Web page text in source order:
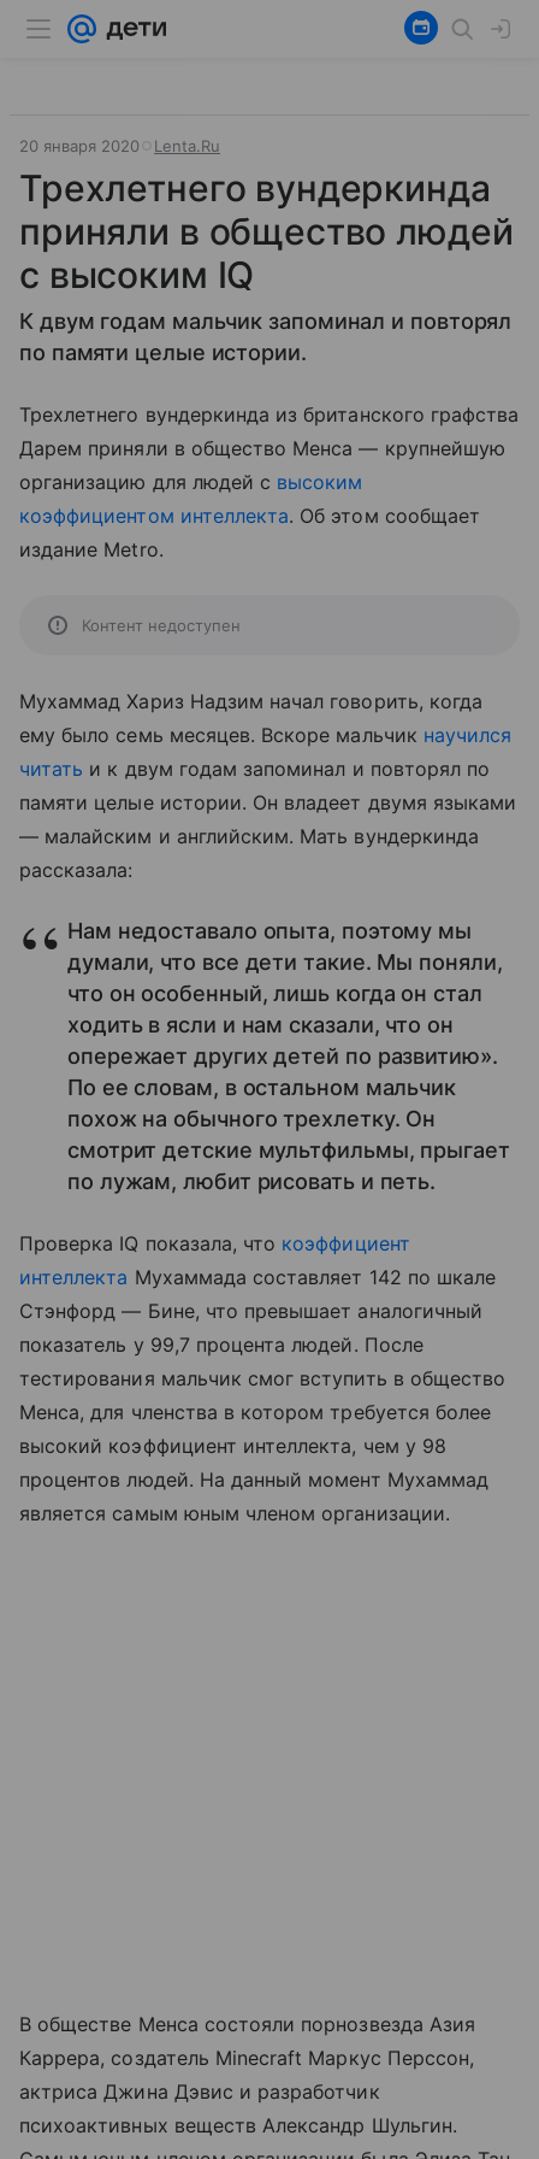
20 января 2020 Lenta.Ru
Трехлетнего вундеркинда
приняли в общество людей
с высоким IQ
К двум годам мальчик запоминал и повторял
по памяти целые истории.
Трехлетнего вундеркинда из британского графства
Дарем приняли в общество Менса — крупнейшую
организацию для людей с высоким
коэффициентом интеллекта. Об этом сообщает
издание Metro.
Контент недоступен
Мухаммад Хариз Надзим начал говорить, когда
ему было семь месяцев. Вскоре мальчик научился
читать и к двум годам запоминал и повторял по
памяти целые истории. Он владеет двумя языками
— малайским и английским. Мать вундеркинда
рассказала:
Нам недоставало опыта, поэтому мы
думали, что все дети такие. Мы поняли,
что он особенный, лишь когда он стал
ходить в ясли и нам сказали, что он
опережает других детей по развитию».
По ее словам, в остальном мальчик
похож на обычного трехлетку. Он
смотрит детские мультфильмы, прыгает
по лужам, любит рисовать и петь.
Проверка IQ показала, что коэффициент
интеллекта Мухаммада составляет 142 по шкале
Стэнфорд — Бине, что превышает аналогичный
показатель у 99,7 процента людей. После
тестирования мальчик смог вступить в общество
Менса, для членства в котором требуется более
высокий коэффициент интеллекта, чем у 98
процентов людей. На данный момент Мухаммад
является самым юным членом организации.
В обществе Менса состояли порнозвезда Азия
Каррера, создатель Minecraft Маркус Перссон,
актриса Джина Дэвис и разработчик
психоактивных веществ Александр Шульгин.